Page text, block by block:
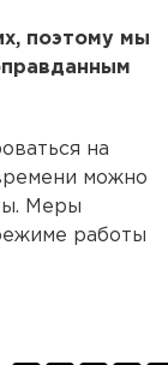
поэтому мы
на
можно
Меры
работы